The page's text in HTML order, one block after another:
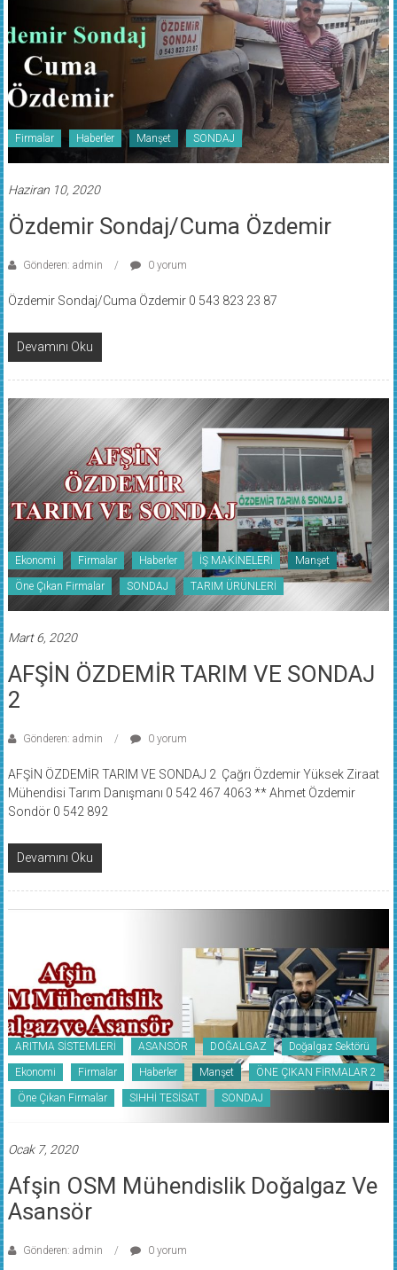
Firmalar Haberler Manşet SONDAJ
Haziran 10, 2020
Özdemir Sondaj/Cuma Özdemir
Gönderen: admin 0 yorum
Özdemir Sondaj/Cuma Özdemir 0 543 823 23 87
Devamını Oku
Ekonomi Firmalar Haberler İŞ MAKİNELERİ Manşet
Öne Çıkan Firmalar SONDAJ TARIM ÜRÜNLERİ
Mart 6, 2020
AFŞİN ÖZDEMİR TARIM VE SONDAJ
2
Gönderen: admin 0 yorum
AFŞİN ÖZDEMİR TARIM VE SONDAJ 2 Çağrı Özdemir Yüksek Ziraat
Mühendisi Tarım Danışmanı 0 542 467 4063 ** Ahmet Özdemir
Sondör 0 542 892
Devamını Oku
ARITMA SİSTEMLERİ ASANSÖR DOĞALGAZ Doğalgaz Sektörü
Ekonomi Firmalar Haberler Manşet ÖNE ÇIKAN FİRMALAR 2
Öne Çıkan Firmalar SIHHİ TESİSAT SONDAJ
Ocak 7, 2020
Afşin OSM Mühendislik Doğalgaz Ve
Asansör
Gönderen: admin 0 yorum